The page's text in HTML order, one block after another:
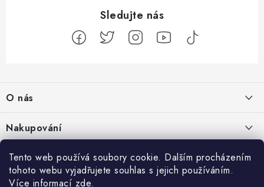
Tento web používá soubory cookie. Dalším procházením
tohoto webu vyjadřujete souhlas s jejich používáním.
Více informací zde.
p
a
t
O nás
Profil firmy
Produktové stránky
Nakupování
Odstoupit od smlouvy
Obchodní podmínky
Blog
Nenápadný začátek, totální mindfuck na konci: 11 filmů, které vás